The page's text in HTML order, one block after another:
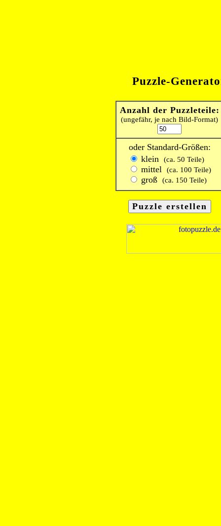
Puzzle-
Anzahl der Puzzleteile:
(ungefähr, je nach Bild-Format)
oder Standard-Größen:
klein
(ca. 50 Teile)
mittel (ca. 100 Teile)
groß (ca. 150 Teile)